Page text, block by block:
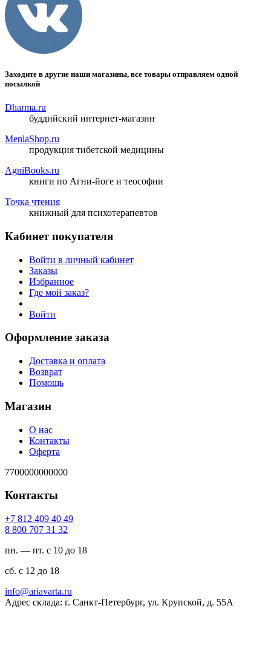
Заходите в другие наши магазины, все товары отправляем одной
посылкой
Dharma.ru
буддийский интернет-магазин
MenlaShop.ru
продукция тибетской медицины
AgniBooks.ru
книги по Агни-йоге и теософии
Точка чтения
книжный для психотерапевтов
Кабинет покупателя
Войти в личный кабинет
Заказы
Избранное
Где мой заказ?
Войти
Оформление заказа
Доставка и оплата
Возврат
Помощь
Магазин
О нас
Контакты
Оферта
7700000000000
Контакты
94 04 904 218 7+
23 13 707 008 8
пн. — пт. с 10 до 18
сб. с 12 до 18
ur.atravaira@ofni
Адрес склада: г. Санкт-Петербург, ул. Крупской, д. 55А